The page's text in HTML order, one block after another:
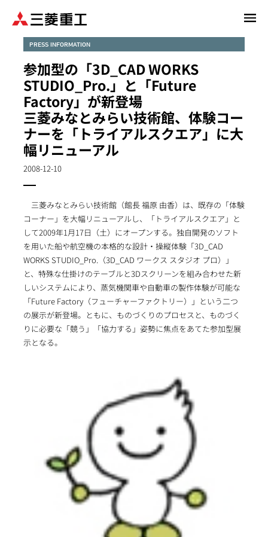
PRESS INFORMATION
参加型の「3D_CAD WORKS
STUDIO_Pro.」と「Future
Factory」が新登場
三菱みなとみらい技術館、体験コー
ナーを「トライアルスクエア」に大
幅リニューアル
2008-12-10
三菱みなとみらい技術館（館長 福原 由香）は、既存の「体験
コーナー」を大幅リニューアルし、「トライアルスクエア」と
して2009年1月17日（土）にオープンする。独自開発のソフト
を用いた船や航空機の本格的な設計・操縦体験「3D_CAD
WORKS STUDIO_Pro.（3D_CAD ワークス スタジオ プロ）」
と、特殊な仕掛けのテーブルと3Dスクリーンを組み合わせた新
しいシステムにより、蒸気機関車や自動車の製作体験が可能な
「Future Factory（フューチャーファクトリー）」という二つ
の展示が新登場。ともに、ものづくりのプロセスと、ものづく
りに必要な「競う」「協力する」姿勢に焦点をあてた参加型展
示となる。